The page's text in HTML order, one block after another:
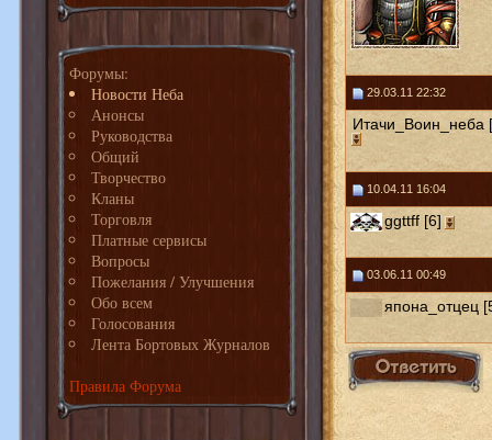
Форумы:
Новости Неба
Анонсы
Руководства
Общий
Творчество
Кланы
Торговля
Платные сервисы
Вопросы
Пожелания / Улучшения
Обо всем
Голосования
Лента Бортовых Журналов
Правила Форума
29.03.11 22:32
Итачи_Воин_неба
10.04.11 16:04
ggttff [6]
03.06.11 00:49
япона_отцец